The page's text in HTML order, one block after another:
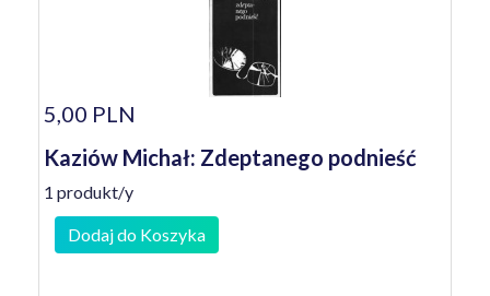
5,00 PLN
Kaziów Michał: Zdeptanego podnieść
1 produkt/y
Dodaj do Koszyka